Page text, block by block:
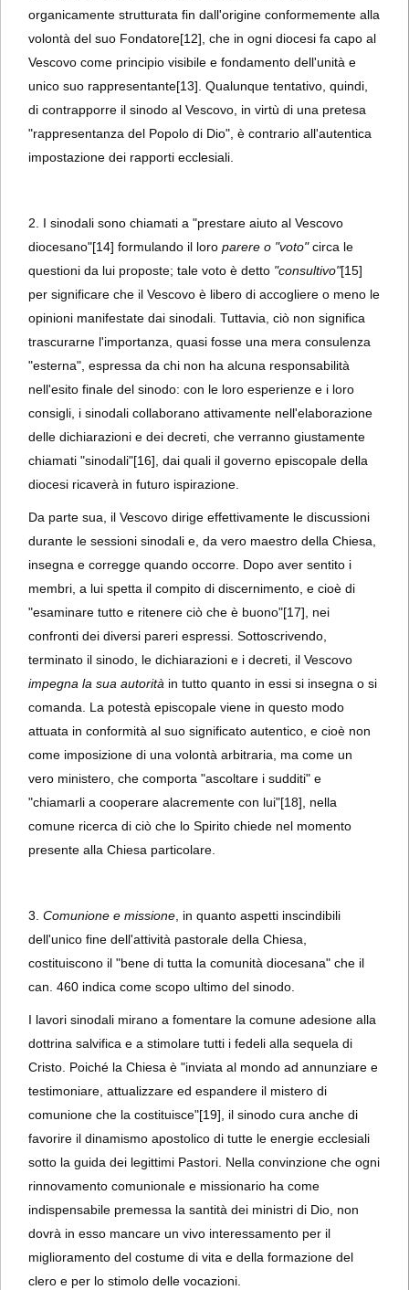
organicamente strutturata fin dall'origine conformemente alla
volontà del suo Fondatore[12], che in ogni diocesi fa capo al
Vescovo come principio visibile e fondamento dell'unità e
unico suo rappresentante[13]. Qualunque tentativo, quindi,
di contrapporre il sinodo al Vescovo, in virtù di una pretesa
"rappresentanza del Popolo di Dio", è contrario all'autentica
impostazione dei rapporti ecclesiali.
2. I sinodali sono chiamati a "prestare aiuto al Vescovo
diocesano"[14] formulando il loro parere o "voto"circa le
questioni da lui proposte; tale voto è detto "consultivo"[15]
per significare che il Vescovo è libero di accogliere o meno le
opinioni manifestate dai sinodali. Tuttavia, ciò non significa
trascurarne l'importanza, quasi fosse una mera consulenza
"esterna", espressa da chi non ha alcuna responsabilità
nell'esito finale del sinodo: con le loro esperienze e i loro
consigli, i sinodali collaborano attivamente nell'elaborazione
delle dichiarazioni e dei decreti, che verranno giustamente
chiamati "sinodali"[16], dai quali il governo episcopale della
diocesi ricaverà in futuro ispirazione.
Da parte sua, il Vescovo dirige effettivamente le discussioni
durante le sessioni sinodali e, da vero maestro della Chiesa,
insegna e corregge quando occorre. Dopo aver sentito i
membri, a lui spetta il compito di discernimento, e cioè di
"esaminare tutto e ritenere ciò che è buono"[17], nei
confronti dei diversi pareri espressi. Sottoscrivendo,
terminato il sinodo, le dichiarazioni e i decreti, il Vescovo
impegna la sua autorità in tutto quanto in essi si insegna o si
comanda. La potestà episcopale viene in questo modo
attuata in conformità al suo significato autentico, e cioè non
come imposizione di una volontà arbitraria, ma come un
vero ministero, che comporta "ascoltare i sudditi" e
"chiamarli a cooperare alacremente con lui"[18], nella
comune ricerca di ciò che lo Spirito chiede nel momento
presente alla Chiesa particolare.
3. Comunione e missione, in quanto aspetti inscindibili
dell'unico fine dell'attività pastorale della Chiesa,
costituiscono il "bene di tutta la comunità diocesana" che il
can. 460 indica come scopo ultimo del sinodo.
I lavori sinodali mirano a fomentare la comune adesione alla
dottrina salvifica e a stimolare tutti i fedeli alla sequela di
Cristo. Poiché la Chiesa è "inviata al mondo ad annunziare e
testimoniare, attualizzare ed espandere il mistero di
comunione che la costituisce"[19], il sinodo cura anche di
favorire il dinamismo apostolico di tutte le energie ecclesiali
sotto la guida dei legittimi Pastori. Nella convinzione che ogni
rinnovamento comunionale e missionario ha come
indispensabile premessa la santità dei ministri di Dio, non
dovrà in esso mancare un vivo interessamento per il
miglioramento del costume di vita e della formazione del
clero e per lo stimolo delle vocazioni.